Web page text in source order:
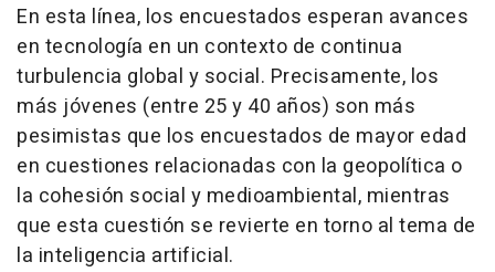
En esta línea, los encuestados esperan avances
en tecnología en un contexto de continua
turbulencia global y social. Precisamente, los
más jóvenes (entre 25 y 40 años) son más
pesimistas que los encuestados de mayor edad
en cuestiones relacionadas con la geopolítica o
la cohesión social y medioambiental, mientras
que esta cuestión se revierte en torno al tema de
la inteligencia artificial.